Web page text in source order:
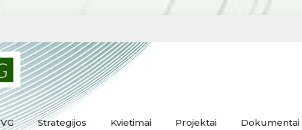
Strategijos Kvietimai Projektai Dokumentai